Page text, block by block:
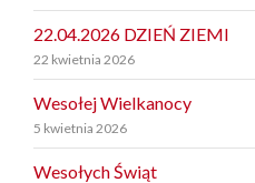
22.04.2026 DZIEŃ ZIEMI
22 kwietnia 2026
Wesołej Wielkanocy
5 kwietnia 2026
Wesołych Świąt